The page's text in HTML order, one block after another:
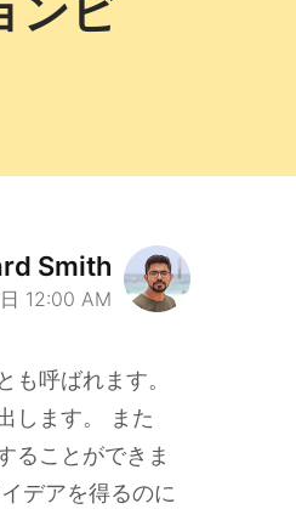
Smith
12:00 AM
呼ばれます。
します。 また
ることができま
デアを得るのに